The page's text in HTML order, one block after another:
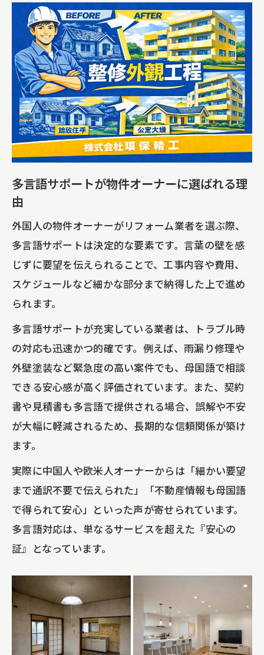
多言語サポートが物件オーナーに選ばれる理
由
外国人の物件オーナーがリフォーム業者を選ぶ際、
多言語サポートは決定的な要素です。言葉の壁を感
じずに要望を伝えられることで、工事内容や費用、
スケジュールなど細かな部分まで納得した上で進め
られます。
多言語サポートが充実している業者は、トラブル時
の対応も迅速かつ的確です。例えば、雨漏り修理や
外壁塗装など緊急度の高い案件でも、母国語で相談
できる安心感が高く評価されています。また、契約
書や見積書も多言語で提供される場合、誤解や不安
が大幅に軽減されるため、長期的な信頼関係が築け
ます。
実際に中国人や欧米人オーナーからは「細かい要望
まで通訳不要で伝えられた」「不動産情報も母国語
で得られて安心」といった声が寄せられています。
多言語対応は、単なるサービスを超えた『安心の
証』となっています。